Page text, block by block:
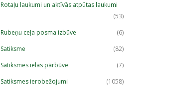
Rotaļu laukumi un aktīvās atpūtas laukumi
(53)
Rubeņu ceļa posma izbūve
(6)
Satiksme
(82)
Satiksmes ielas pārbūve
(7)
Satiksmes ierobežojumi
(1058)